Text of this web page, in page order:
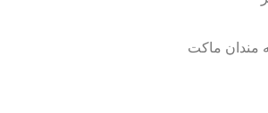
مندان ماکت